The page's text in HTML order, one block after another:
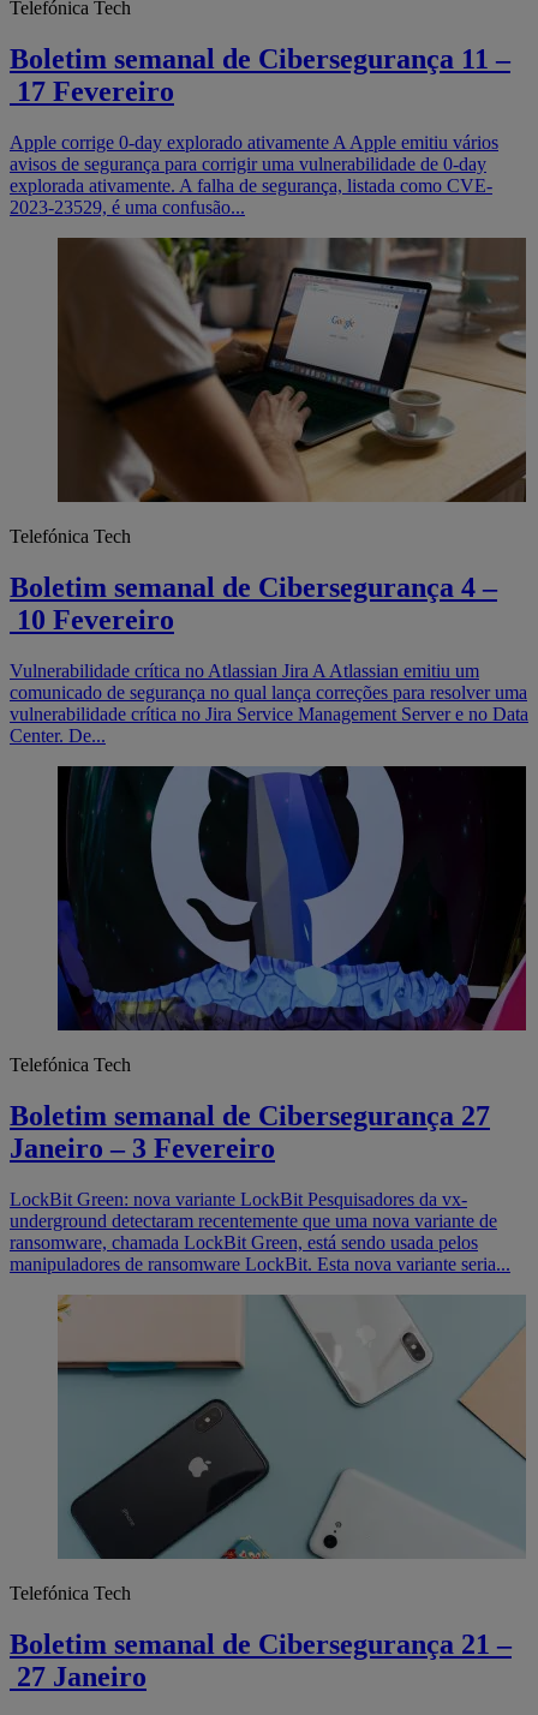
Telefónica Tech
Boletim semanal de Cibersegurança 11 –
17 Fevereiro
Apple corrige 0-day explorado ativamente A Apple emitiu vários
avisos de segurança para corrigir uma vulnerabilidade de 0-day
explorada ativamente. A falha de segurança, listada como CVE-
2023-23529, é uma confusão...
Telefónica Tech
Boletim semanal de Cibersegurança 4 –
10 Fevereiro
Vulnerabilidade crítica no Atlassian Jira A Atlassian emitiu um
comunicado de segurança no qual lança correções para resolver uma
vulnerabilidade crítica no Jira Service Management Server e no Data
Center. De...
Telefónica Tech
Boletim semanal de Cibersegurança 27
Janeiro – 3 Fevereiro
LockBit Green: nova variante LockBit Pesquisadores da vx-
underground detectaram recentemente que uma nova variante de
ransomware, chamada LockBit Green, está sendo usada pelos
manipuladores de ransomware LockBit. Esta nova variante seria...
Telefónica Tech
Boletim semanal de Cibersegurança 21 –
27 Janeiro